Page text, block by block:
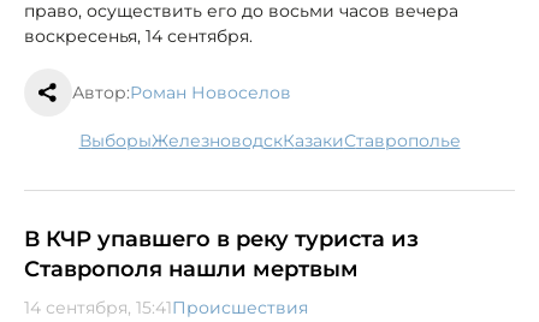
право, осуществить его до восьми часов вечера
воскресенья, 14 сентября.
Автор:Роман Новоселов
выборы Железноводск казаки Ставрополье
В КЧР упавшего в реку туриста из
Ставрополя нашли мертвым
14 сентября, 15:41Происшествия